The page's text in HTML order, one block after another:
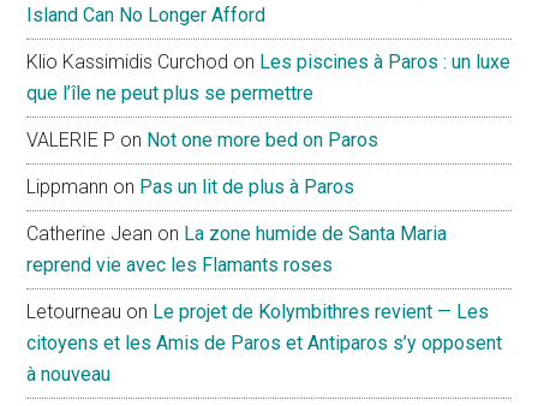
Island Can No Longer Afford
Klio Kassimidis Curchod on Les piscines à Paros : un luxe
que l’île ne peut plus se permettre
VALERIE P on Not one more bed on Paros
Lippmann on Pas un lit de plus à Paros
Catherine Jean on La zone humide de Santa Maria
reprend vie avec les Flamants roses
Letourneau on Le projet de Kolymbithres revient — Les
citoyens et les Amis de Paros et Antiparos s’y opposent
à nouveau